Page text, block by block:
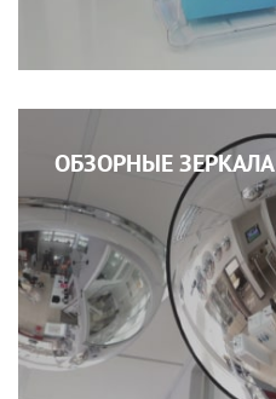
ОБЗОРНЫЕ ЗЕРКАЛА